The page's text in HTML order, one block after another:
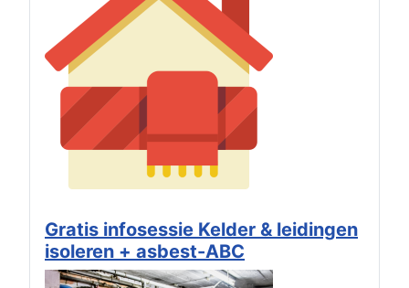
Gratis infosessie Kelder & leidingen
isoleren + asbest-ABC